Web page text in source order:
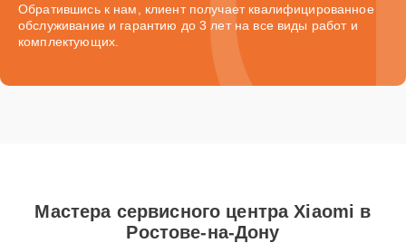
Обратившись к нам, клиент получает квалифицированное
обслуживание и гарантию до 3 лет на все виды работ и
комплектующих.
Мастера сервисного центра Xiaomi в
Ростове-на-Дону